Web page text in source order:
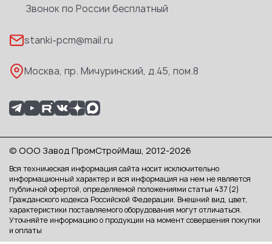
Звонок по России бесплатный
stanki-pcm@mail.ru
Москва, пр. Мичуринский, д.45, пом.8
Доставка
Каталог PDF
© ООО Завод ПромСтройМаш, 2012-2026
Вся техническая информация сайта носит исключительно
информационный характер и вся информация на нем не является
публичной офертой, определяемой положениями статьи 437 (2)
Гражданского кодекса Российской Федерации. Внешний вид, цвет,
характеристики поставляемого оборудования могут отличаться.
Уточняйте информацию о продукции на момент совершения покупки
и оплаты